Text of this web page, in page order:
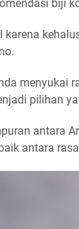
biji
karena
menyukai
pilihan
antara
antara